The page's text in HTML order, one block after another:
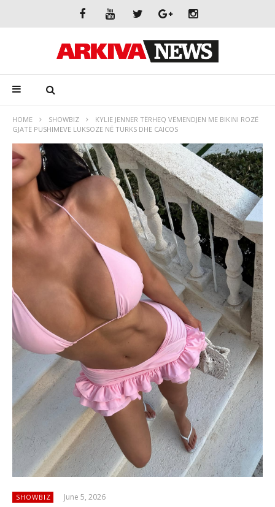
HOME SHOWBIZ
KYLIE JENNER TËRHEQ VËMENDJEN ME BIKINI ROZË
GJATË PUSHIMEVE LUKSOZE NË TURKS DHE CAICOS
SHOWBIZ June 5, 2026